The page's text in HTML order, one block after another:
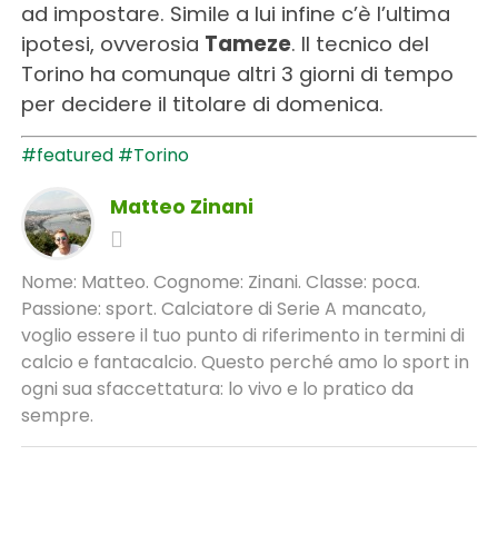
ad impostare. Simile a lui infine c’è l’ultima
ipotesi, ovverosia Tameze. Il tecnico del
Torino ha comunque altri 3 giorni di tempo
per decidere il titolare di domenica.
#featured #Torino
Matteo Zinani
Nome: Matteo. Cognome: Zinani. Classe: poca.
Passione: sport. Calciatore di Serie A mancato,
voglio essere il tuo punto di riferimento in termini di
calcio e fantacalcio. Questo perché amo lo sport in
ogni sua sfaccettatura: lo vivo e lo pratico da
sempre.